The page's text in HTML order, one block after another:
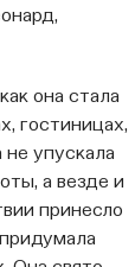
она стала
гостиницах,
упускала
а везде и
принесло